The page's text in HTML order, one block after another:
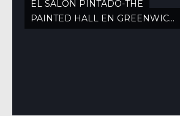
EL SALÓN PINTADO-THE
PAINTED HALL EN GREENWICH